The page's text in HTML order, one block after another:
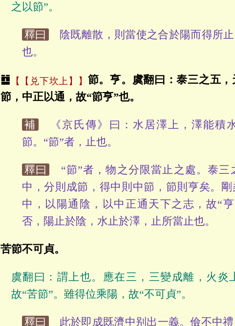
之以節”。
釋曰
陰既離散，則當使之合於陽而得所
也。
䷻ 【兑下坎上】 節。亨。 虞翻曰：泰三之五
節，中正以通，故“節亨”也。
補
《京氏傳》曰：水居澤上，澤能積
節。“節”者，止也。
釋曰
“節”者，物之分限當止之處。泰三
中，分則成節，得中則中節，節則亨矣。
中，以陽通陰，以中正通天下之志，故“
否，陽止於陰，水止於澤，止所當止也。
苦節不可貞。
虞翻曰：謂上也。應在三，三變成離，火炎
故“苦節”。雖得位乘陽，故“不可貞”。
釋曰
此於即成既濟中别出一義。儉不中